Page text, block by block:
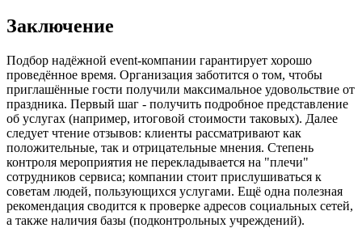
Заключение
Подбор надёжной event-компании гарантирует хорошо
проведённое время. Организация заботится о том, чтобы
приглашённые гости получили максимальное удовольствие от
праздника. Первый шаг - получить подробное представление
об услугах (например, итоговой стоимости таковых). Далее
следует чтение отзывов: клиенты рассматривают как
положительные, так и отрицательные мнения. Степень
контроля мероприятия не перекладывается на "плечи"
сотрудников сервиса; компании стоит прислушиваться к
советам людей, пользующихся услугами. Ещё одна полезная
рекомендация сводится к проверке адресов социальных сетей,
а также наличия базы (подконтрольных учреждений).